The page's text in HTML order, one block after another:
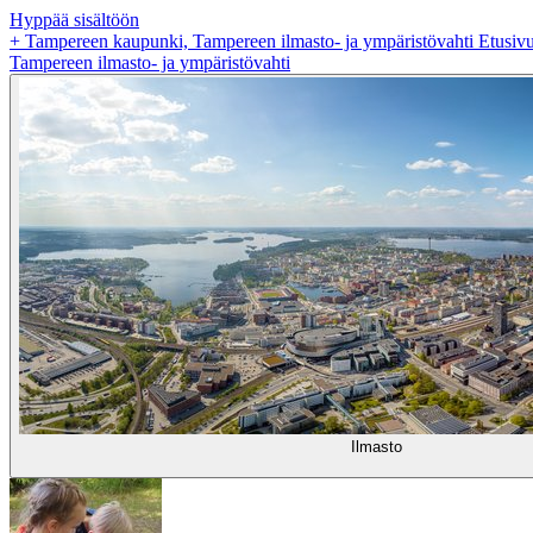
Hyppää sisältöön
+ Tampereen kaupunki, Tampereen ilmasto- ja ympäristövahti
Tampereen ilmasto- ja ympäristövahti
Ilmasto